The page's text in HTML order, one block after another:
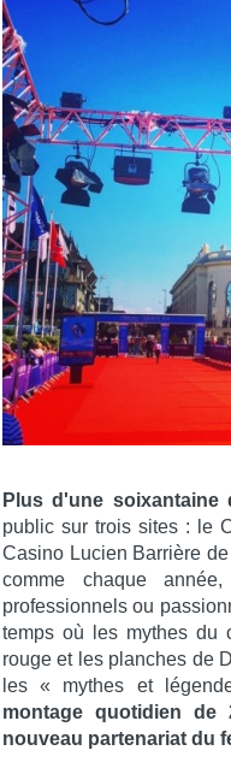
Plus d'une soixantaine
public sur trois sites : le
Casino Lucien Barrière
comme chaque
professionnels ou
temps où les mythes du
rouge et les planches de
les « mythes et
montage quotidien de
nouveau partenariat du